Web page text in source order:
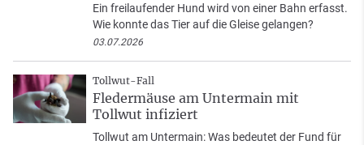
Ein freilaufender Hund wird von einer Bahn erfasst.
Wie konnte das Tier auf die Gleise gelangen?
03.07.2026
Tollwut-Fall
Fledermäuse am Untermain mit
Tollwut infiziert
Tollwut am Untermain: Was bedeutet der Fund für